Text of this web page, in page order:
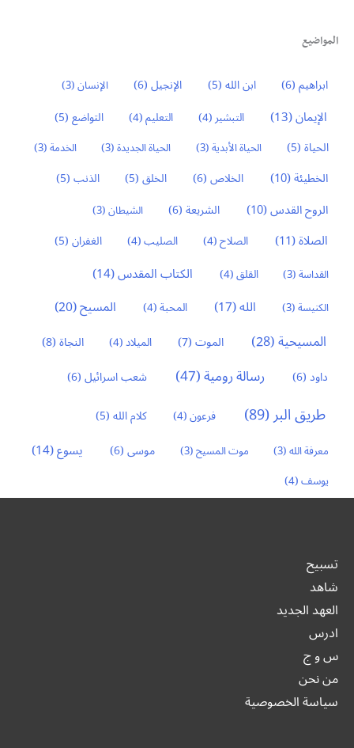
المواضيع
ابراهيم(6) ابن الله(5) الإنجيل(6) الإنسان(3)
الإيمان(13) التبشير(4) التعليم(4) التواضع(5)
الحياة(5) الحياة الأبدية(3) الحياة الجديدة(3) الخدمة(3)
الخطيئة(10) الخلاص(6) الخلق(5) الذنب(5)
الروح القدس(10) الشريعة(6) الشيطان(3)
الصلاة(11) الصلاح(4) الصليب(4) الغفران(5)
القداسة(3) القلق(4) الكتاب المقدس(14)
الكنيسة(3) الله(17) المحبة(4) المسيح(20)
المسيحية(28) الموت(7) الميلاد(4) النجاة(8)
داود(6) رسالة رومية(47) شعب اسرائيل(6)
طريق البر(89) فرعون(4) كلام الله(5)
معرفة الله(3) موت المسيح(3) موسى(6) يسوع(14)
يوسف(4)
تسبيح
شاهد
العهد الجديد
ادرس
س و ج
من نحن
سياسة الخصوصية